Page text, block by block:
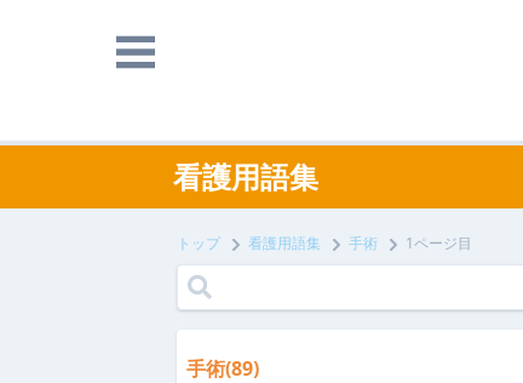
看護用語集
トップ 看護用語集 手術 1ページ目
手術(89)